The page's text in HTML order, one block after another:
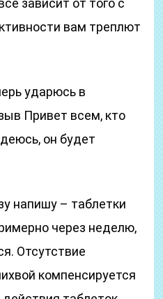
зависит от того с
вам треплют
ударюсь в
Привет всем, кто
он будет
напишу – таблетки
через неделю,
Отсутствие
компенсируется